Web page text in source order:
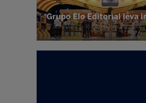
17 abr. 2025 Jô Ribes Comunicação